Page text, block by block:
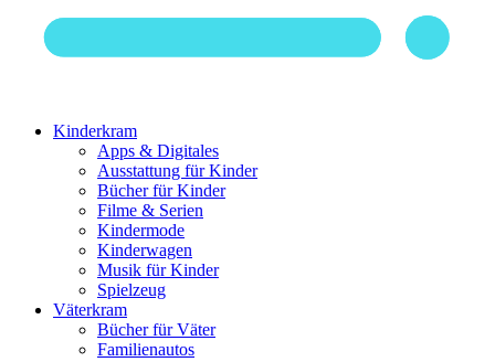
Kinderkram
Apps & Digitales
Ausstattung für Kinder
Bücher für Kinder
Filme & Serien
Kindermode
Kinderwagen
Musik für Kinder
Spielzeug
Väterkram
Bücher für Väter
Familienautos